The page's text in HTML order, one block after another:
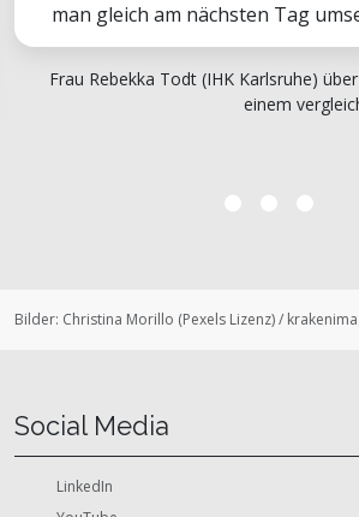
man gleich am nächsten Tag
Frau Rebekka Todt (IHK Karlsruhe)
einem
Bilder: Christina Morillo (Pexels Lizenz)/
Social Media
LinkedIn